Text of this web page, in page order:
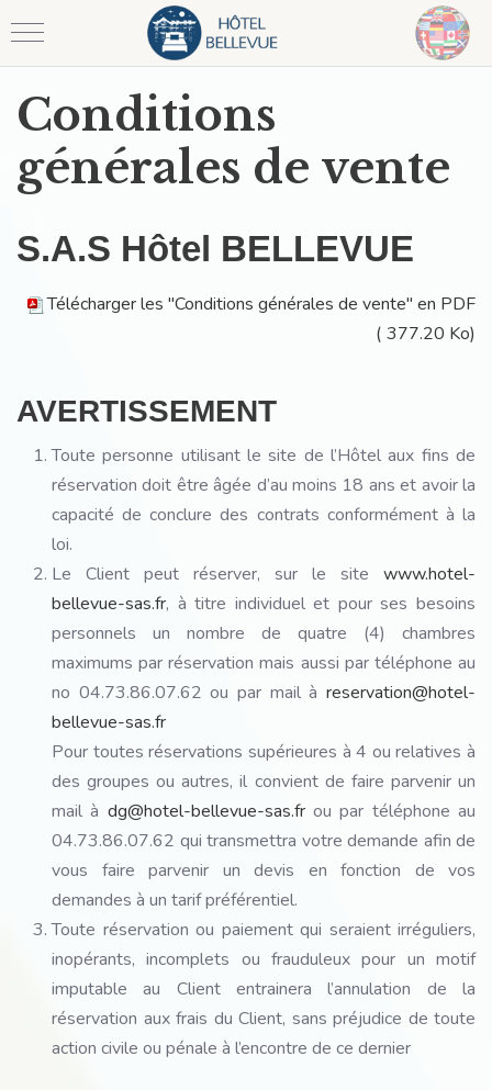
Mobile Menu Toggle
Conditions
générales de vente
S.A.S Hôtel BELLEVUE
Télécharger les "Conditions générales de vente" en PDF
( 377.20 Ko)
AVERTISSEMENT
Toute personne utilisant le site de l’Hôtel aux fins de
réservation doit être âgée d’au moins 18 ans et avoir la
capacité de conclure des contrats conformément à la
loi.
Le Client peut réserver, sur le site www.hotel-
bellevue-sas.fr, à titre individuel et pour ses besoins
personnels un nombre de quatre (4) chambres
maximums par réservation mais aussi par téléphone au
no 04.73.86.07.62 ou par mail à reservation@hotel-
bellevue-sas.fr
Pour toutes réservations supérieures à 4 ou relatives à
des groupes ou autres, il convient de faire parvenir un
mail à dg@hotel-bellevue-sas.frou par téléphone au
04.73.86.07.62 qui transmettra votre demande afin de
vous faire parvenir un devis en fonction de vos
demandes à un tarif préférentiel.
Toute réservation ou paiement qui seraient irréguliers,
inopérants, incomplets ou frauduleux pour un motif
imputable au Client entrainera l’annulation de la
réservation aux frais du Client, sans préjudice de toute
action civile ou pénale à l’encontre de ce dernier